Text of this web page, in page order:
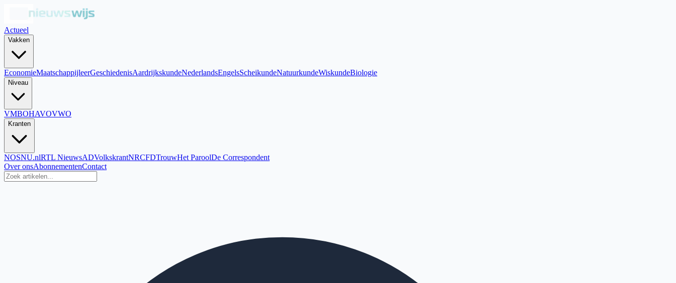
Actueel
Vakken
EconomieMaatschappijleerGeschiedenisAardrijkskundeNederlandsEngelsScheikundeNatuurkundeWiskundeBiologie
Niveau
VMBOHAVOVWO
Kranten
NOSNU.nlRTL NieuwsADVolkskrantNRCFDTrouwHet ParoolDe Correspondent
Over onsAbonnementenContact